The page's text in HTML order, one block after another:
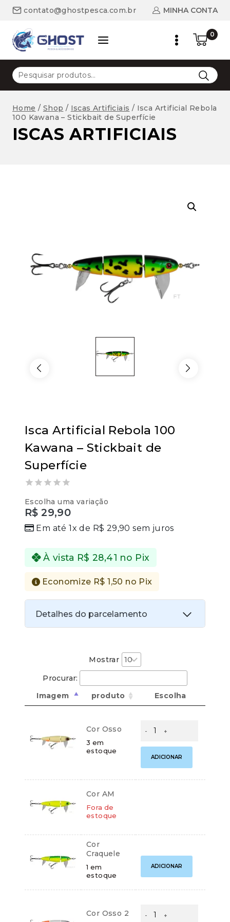
contato@ghostpesca.com.br MINHA CONTA
0
Pesquisar
por:
Home / Shop / Iscas Artificiais / Isca Artificial Rebola
100 Kawana – Stickbait de Superfície
ISCAS ARTIFICIAIS
Isca Artificial Rebola 100
Kawana – Stickbait de
Superfície
out
of
5
Escolha uma variação
R$29,90
Em até 1x de R$ 29,90 sem juros
À vista R$28,41 no Pix
Economize R$1,50 no Pix
Detalhes do parcelamento
Aprovação imediata
Economize
Aprovação imediata
Cartões de débito:
Aprovação imediata
Cobranças:
Boleto bancário:
detalhes para realizar o pagamento.
Mostrar
Procurar:
Imagem
produto Escolha
Cor Osso
3 em
estoque
Artificial
Kawana
–
Stickbait
ADICIONAR
Cor AM
Fora de
estoque
Cor
Craquele
1 em
estoque
Isca
Artificial
Rebola
100
Stickbait
ADICIONAR
Cor Osso 2
Artificial